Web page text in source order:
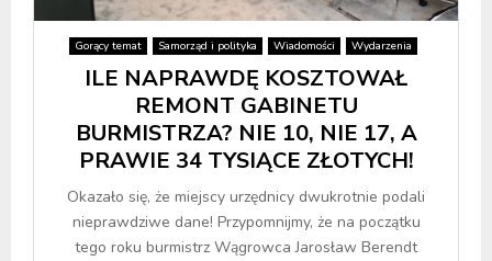
Gorący temat Samorząd i polityka Wiadomości Wydarzenia
ILE NAPRAWDĘ KOSZTOWAŁ
REMONT GABINETU
BURMISTRZA? NIE 10, NIE 17, A
PRAWIE 34 TYSIĄCE ZŁOTYCH!
Okazało się, że miejscy urzędnicy dwukrotnie podali
nieprawdziwe dane! Przypomnijmy, że na początku
tego roku burmistrz Wągrowca Jarosław Berendt